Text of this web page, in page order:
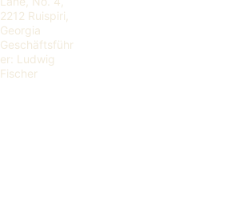
2212 Ruispiri,
Georgia
Geschäftsführ
er: Ludwig
Fischer